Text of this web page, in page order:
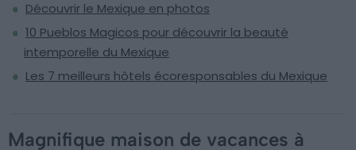
Découvrir le Mexique en photos
10 Pueblos Magicos pour découvrir la beauté
intemporelle du Mexique
Les 7 meilleurs hôtels écoresponsables du Mexique
Magnifique maison de vacances à